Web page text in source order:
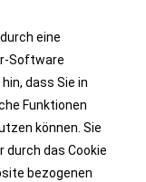
eine
Software
dass Sie in
Funktionen
können. Sie
durch das Cookie
bezogenen